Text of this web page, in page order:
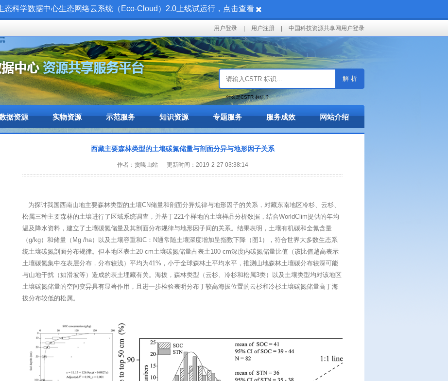
态科学数据中心生态网络云系统（Eco-Cloud）2.0上线试运行，点击查看
用户登录 用户注册 中国科技资源共享网用户登录
解 析
什么是CSTR 标识？
据资源 实物资源 示范服务 知识资源 专题服务 服务成效 网站介绍
西藏主要森林类型的土壤碳氮储量与剖面分异与地形因子关系
作者：贡嘎山站 更新时间：2019-2-27 03:38:14
为探讨我国西南山地主要森林类型的土壤CN储量和剖面分异规律与地形因子的关系，对藏东南地区冷杉、云杉、
松属三种主要森林的土壤进行了区域系统调查，并基于221个样地的土壤样品分析数据，结合WorldClim提供的年均
温及降水资料，建立了土壤碳氮储量及其剖面分布规律与地形因子间的关系。结果表明，土壤有机碳和全氮含量
（g/kg）和储量（Mg /ha）以及土壤容重和C：N通常随土壤深度增加呈指数下降（图1），符合世界大多数生态系
统土壤碳氮剖面分布规律。但本地区表土20 cm土壤碳氮储量占表土100 cm深度内碳氮储量比值（该比值越高表示
土壤碳氮集中在表层分布，分布较浅）平均为41%，小于全球森林土平均水平，推测山地森林土壤碳分布较深可能
与山地干扰（如滑坡等）造成的表土埋藏有关。海拔，森林类型（云杉、冷杉和松属3类）以及土壤类型均对该地区
土壤碳氮储量的空间变异具有显著作用，且进一步检验表明分布于较高海拔位置的云杉和冷杉土壤碳氮储量高于海
拔分布较低的松属。